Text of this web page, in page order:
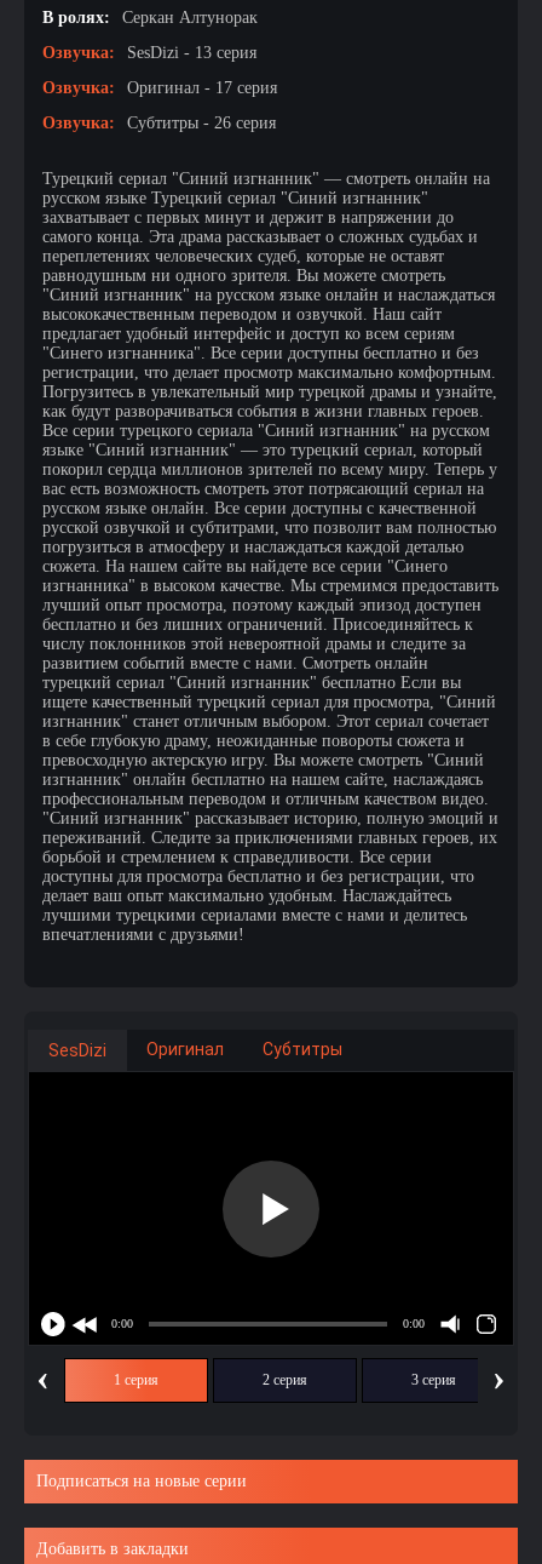
В ролях:
Серкан Алтунорак
Озвучка:
SesDizi - 13 серия
Озвучка:
Оригинал - 17 серия
Озвучка:
Субтитры - 26 серия
Турецкий сериал "Синий изгнанник" — смотреть онлайн на
русском языке Турецкий сериал "Синий изгнанник"
захватывает с первых минут и держит в напряжении до
самого конца. Эта драма рассказывает о сложных судьбах и
переплетениях человеческих судеб, которые не оставят
равнодушным ни одного зрителя. Вы можете смотреть
"Синий изгнанник" на русском языке онлайн и наслаждаться
высококачественным переводом и озвучкой. Наш сайт
предлагает удобный интерфейс и доступ ко всем сериям
"Синего изгнанника". Все серии доступны бесплатно и без
регистрации, что делает просмотр максимально комфортным.
Погрузитесь в увлекательный мир турецкой драмы и узнайте,
как будут разворачиваться события в жизни главных героев.
Все серии турецкого сериала "Синий изгнанник" на русском
языке "Синий изгнанник" — это турецкий сериал, который
покорил сердца миллионов зрителей по всему миру. Теперь у
вас есть возможность смотреть этот потрясающий сериал на
русском языке онлайн. Все серии доступны с качественной
русской озвучкой и субтитрами, что позволит вам полностью
погрузиться в атмосферу и наслаждаться каждой деталью
сюжета. На нашем сайте вы найдете все серии "Синего
изгнанника" в высоком качестве. Мы стремимся предоставить
лучший опыт просмотра, поэтому каждый эпизод доступен
бесплатно и без лишних ограничений. Присоединяйтесь к
числу поклонников этой невероятной драмы и следите за
развитием событий вместе с нами. Смотреть онлайн
турецкий сериал "Синий изгнанник" бесплатно Если вы
ищете качественный турецкий сериал для просмотра, "Синий
изгнанник" станет отличным выбором. Этот сериал сочетает
в себе глубокую драму, неожиданные повороты сюжета и
превосходную актерскую игру. Вы можете смотреть "Синий
изгнанник" онлайн бесплатно на нашем сайте, наслаждаясь
профессиональным переводом и отличным качеством видео.
"Синий изгнанник" рассказывает историю, полную эмоций и
переживаний. Следите за приключениями главных героев, их
борьбой и стремлением к справедливости. Все серии
доступны для просмотра бесплатно и без регистрации, что
делает ваш опыт максимально удобным. Наслаждайтесь
лучшими турецкими сериалами вместе с нами и делитесь
впечатлениями с друзьями!
SesDizi Оригинал Субтитры
‹ 1 серия 2 серия 3 серия ›
Подписаться на новые серии
Добавить в закладки